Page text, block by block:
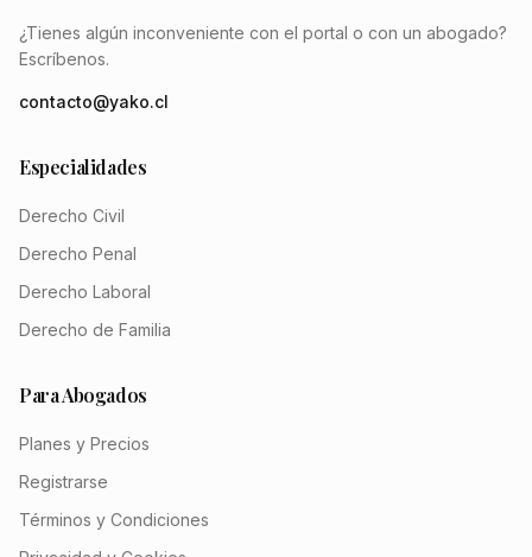
¿Tienes algún inconveniente con el portal o con un abogado?
Escríbenos.
contacto@yako.cl
Especialidades
Derecho Civil
Derecho Penal
Derecho Laboral
Derecho de Familia
Para Abogados
Planes y Precios
Registrarse
Términos y Condiciones